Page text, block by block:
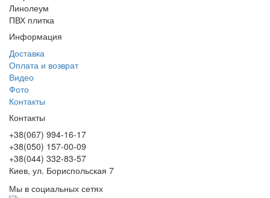
Линолеум
ПВХ плитка
Информация
Доставка
Оплата и возврат
Видео
Фото
Контакты
Контакты
+38(067) 994-16-17
+38(050) 157-00-09
+38(044) 332-83-57
Киев, ул. Бориспольская 7
Мы в социальных сетях